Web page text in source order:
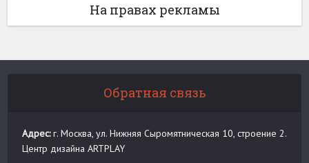
На правах рекламы
Обратная связь
Адрес:г. Москва, ул. Нижняя Сыромятническая 10, строение 2.
Центр дизайна ARTPLAY